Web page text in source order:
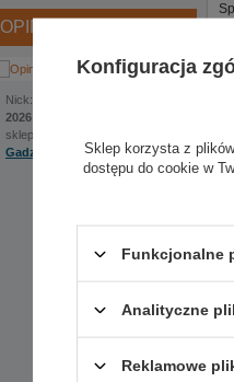
OPINIE
Nick:
2026 | 22:22
sklep internetowy:
Gadzetyrajdowe.pl
Na szczególną uwagę
Ekspedientka sama
zaproponowała
rozwiązanie, które
zamówiliśmy kask w
ekspedientka
Konfiguracja
Sklep korzysta z
dostępu do cookie w
Funkcjonalne
Analityczne
Reklamowe